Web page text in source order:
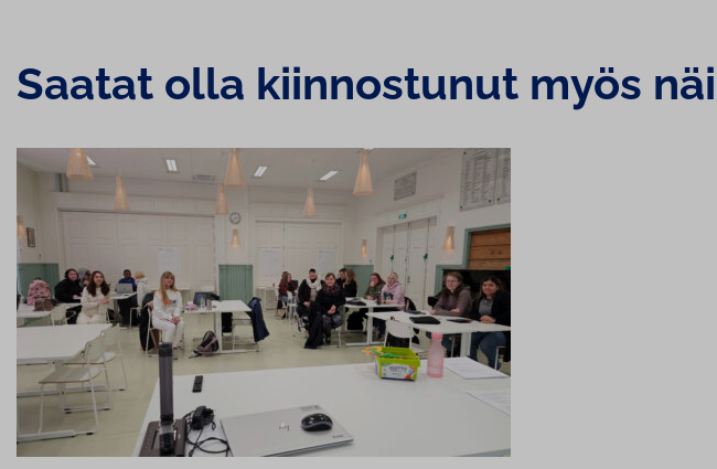
Saatat olla kiinnostunut myös